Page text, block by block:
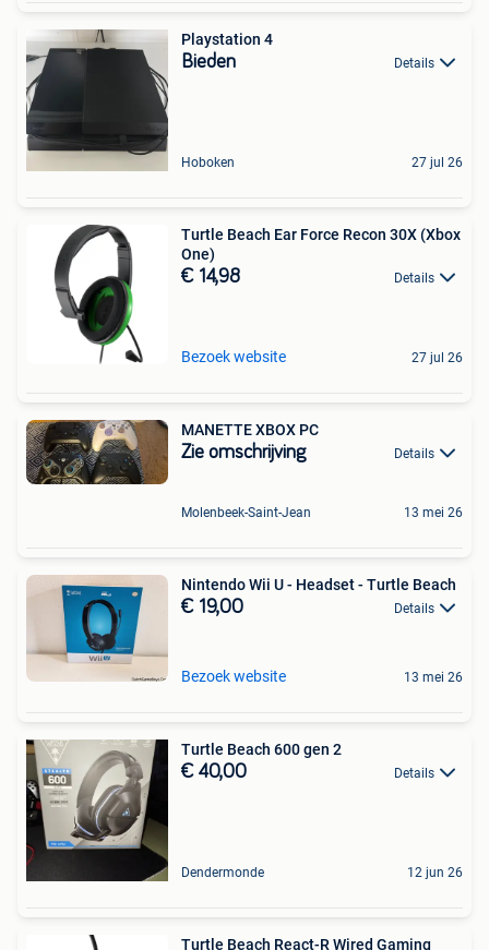
Playstation 4
Bieden Details
Hoboken 27 jul 26
Turtle Beach Ear Force Recon 30X (Xbox
One)
€ 14,98 Details
Bezoek website 27 jul 26
MANETTE XBOX PC
Zie omschrijving Details
Molenbeek-Saint-Jean 13 mei 26
Nintendo Wii U - Headset - Turtle Beach
€ 19,00 Details
Bezoek website 13 mei 26
Turtle Beach 600 gen 2
€ 40,00 Details
Dendermonde 12 jun 26
Turtle Beach React-R Wired Gaming